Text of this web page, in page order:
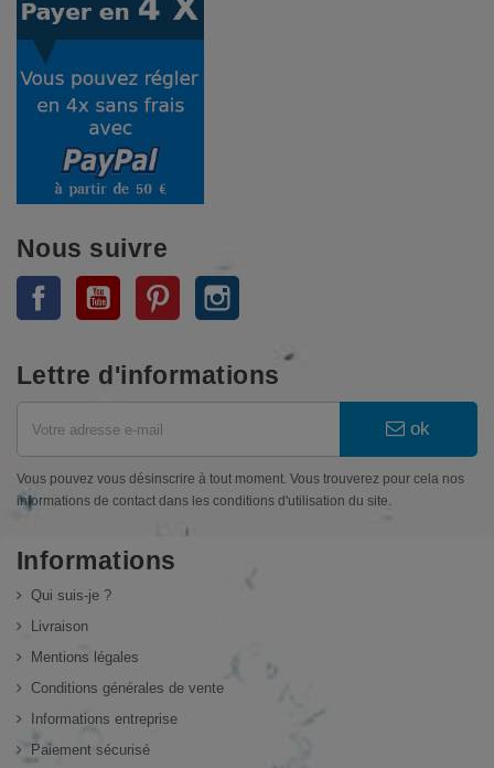
Nous suivre
Facebook YouTube Pinterest
Lettre d'informations
ok
Vous pouvez vous désinscrire à tout moment. Vous trouverez pour cela nos
informations de contact dans les conditions d'utilisation du site.
Informations
Qui suis-je ?
Livraison
Mentions légales
Conditions générales de vente
Informations entreprise
Paiement sécurisé